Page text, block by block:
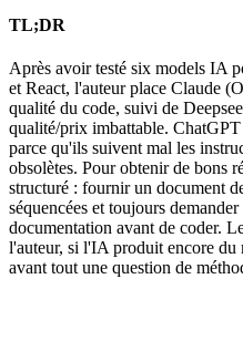
TL;DR
Après avoir testé six models IA
et React, l'auteur place Claude
qualité du code, suivi de
qualité/prix imbattable.
parce qu'ils suivent mal les
obsolètes. Pour obtenir de bons
structuré : fournir un document
séquencées et toujours
documentation avant de coder.
l'auteur, si l'IA produit encore du
avant tout une question de